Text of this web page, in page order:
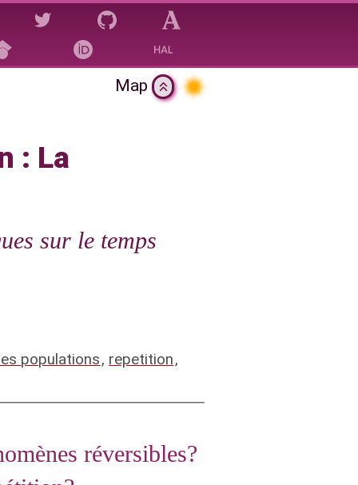
Map
: La
sur le temps
populations, repetition,
réversibles?
des